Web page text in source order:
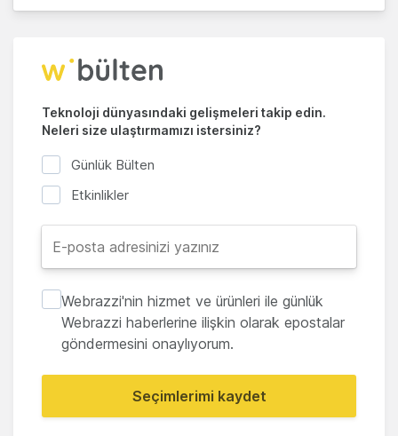
Teknoloji dünyasındaki gelişmeleri takip edin.
Neleri size ulaştırmamızı istersiniz?
Günlük Bülten
Etkinlikler
Webrazzi'nin hizmet ve ürünleri ile günlük
Webrazzi haberlerine ilişkin olarak epostalar
göndermesini onaylıyorum.
Seçimlerimi kaydet